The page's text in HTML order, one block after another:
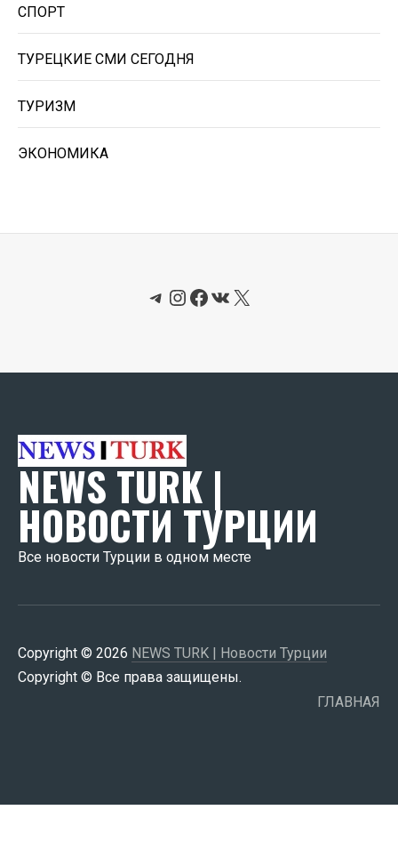
СПОРТ
ТУРЕЦКИЕ СМИ СЕГОДНЯ
ТУРИЗМ
ЭКОНОМИКА
Telegram
Instagram
Facebook
ВКонтакте
X
NEWS TURK |
НОВОСТИ ТУРЦИИ
Все новости Турции в одном месте
Copyright © 2026 NEWS TURK | Новости Турции
Copyright © Все права защищены.
ГЛАВНАЯ